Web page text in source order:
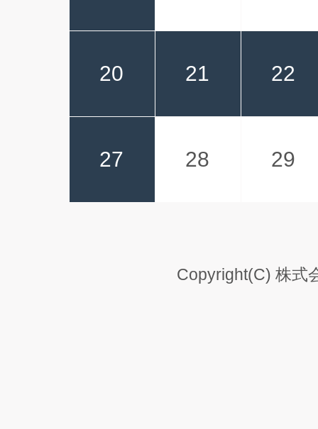
20 21 22
27 28 29
Copyright(C) 株式